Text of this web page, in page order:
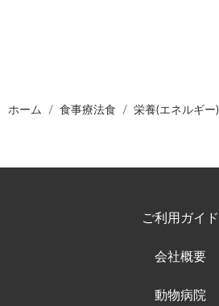
ホーム 食事療法食 栄養(エネルギー)
ご利用ガイド
会社概要
動物病院